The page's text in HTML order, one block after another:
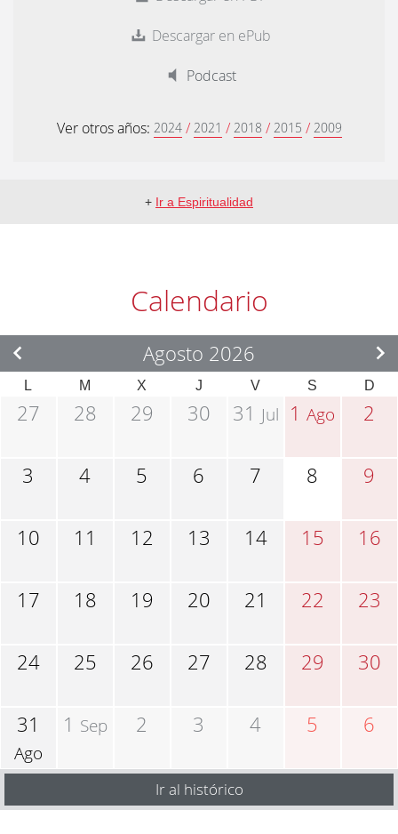
Descargar en ePub
Podcast
Ver otros años: 2024 / 2021 / 2018 / 2015 / 2009
+ Ir a Espiritualidad
Calendario
Agosto 2026
L M X J V S D
27 28 29 30 31 Jul 1Ago 2
3 4 5 6 7 8 9
10 11 12 13 14 15 16
17 18 19 20 21 22 23
24 25 26 27 28 29 30
31
Ago
1 Sep 2 3 4 5 6
Ir al histórico